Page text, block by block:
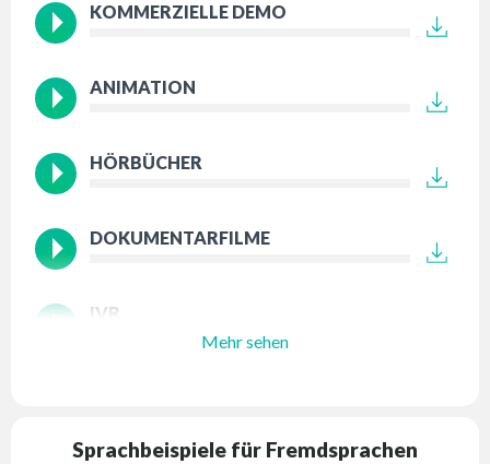
KOMMERZIELLE DEMO
ANIMATION
HÖRBÜCHER
DOKUMENTARFILME
IVR
Mehr sehen
Sprachbeispiele für Fremdsprachen